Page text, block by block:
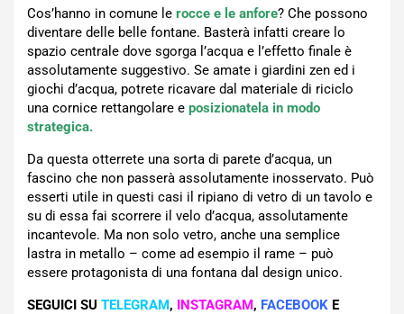
Cos’hanno in comune le rocce e le anfore? Che possono
diventare delle belle fontane. Basterà infatti creare lo
spazio centrale dove sgorga l’acqua e l’effetto finale è
assolutamente suggestivo. Se amate i giardini zen ed i
giochi d’acqua, potrete ricavare dal materiale di riciclo
una cornice rettangolare e posizionatela in modo
strategica.
Da questa otterrete una sorta di parete d’acqua, un
fascino che non passerà assolutamente inosservato. Può
esserti utile in questi casi il ripiano di vetro di un tavolo e
su di essa fai scorrere il velo d’acqua, assolutamente
incantevole. Ma non solo vetro, anche una semplice
lastra in metallo – come ad esempio il rame – può
essere protagonista di una fontana dal design unico.
SEGUICI SU TELEGRAM, INSTAGRAM, FACEBOOK E